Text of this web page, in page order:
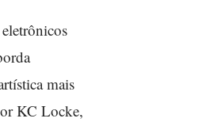
mais
KC Locke,